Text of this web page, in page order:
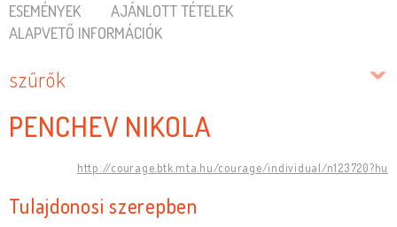
ESEMÉNYEK
AJÁNLOTT TÉTELEK
ALAPVETŐ INFORMÁCIÓK
szűrők
PENCHEV NIKOLA
http://courage.btk.mta.hu/courage/individual/n123720?hu
Tulajdonosi szerepben